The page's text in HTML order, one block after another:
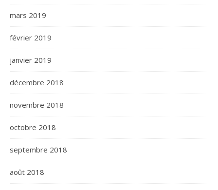
mars 2019
février 2019
janvier 2019
décembre 2018
novembre 2018
octobre 2018
septembre 2018
août 2018